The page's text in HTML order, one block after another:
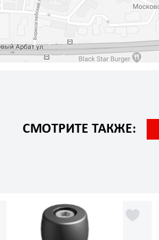
СМОТРИТЕ ТАКЖЕ: